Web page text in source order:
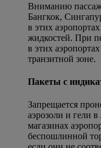
Вниманию
Бангкок,
в этих
жидкостей. При
в этих
транзитной зоне.
Пакеты с
Запрещается
аэрозоли и гели
магазинах
беспошлинной